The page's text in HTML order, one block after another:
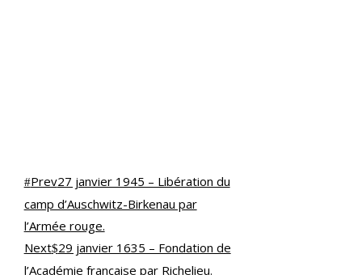
Prev27 janvier 1945 – Libération du
camp d’Auschwitz-Birkenau par
l’Armée rouge.
Next 29 janvier 1635 – Fondation de
l’Académie française par Richelieu.